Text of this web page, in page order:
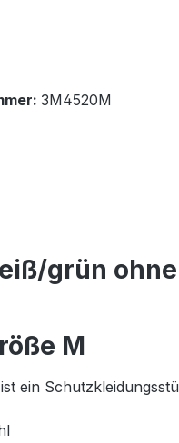
3M4520M
grün ohne
M
ein